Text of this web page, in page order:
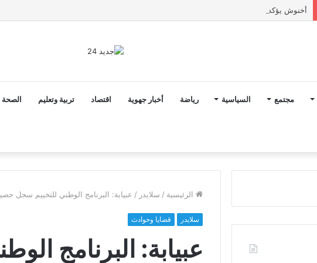
أخنوش يؤكد في المذكرة التوجيهية حول ميزانية 2027 أن ثوابت العدالة الاجتماعية والمجالية خيار استراتيجي للبلاد
مجتمع السياسية رياضة أخبار جهوية اقتصاد تربية وتعليم الصحة
الرئيسية / سلايدر / عبيابة: البرنامج الوطني للتخييم سجل
سلايدر قضايا وحوادث
عبيابة: البرنامج